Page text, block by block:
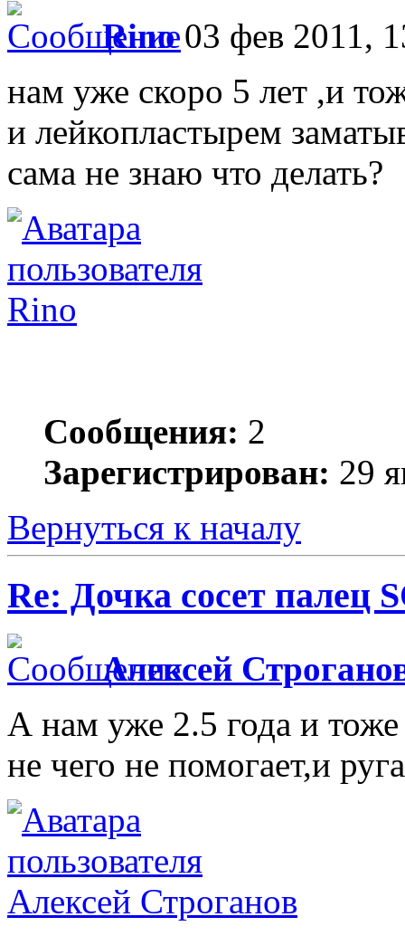
Rino03 фев 2011,
нам уже скоро 5 лет ,и
и лейкопластырем
сама не знаю что делать?
Rino
Сообщения: 2
Зарегистрирован: 29
Вернуться к началу
Re: Дочка сосет палец
Алексей
А нам уже 2.5 года и
не чего не помогает,и
Алексей Строганов